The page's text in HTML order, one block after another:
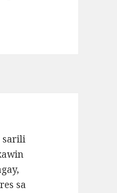
sarili
sa